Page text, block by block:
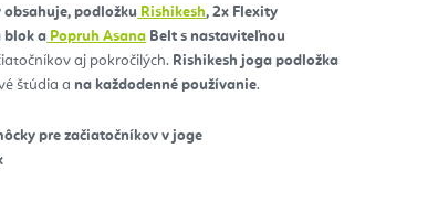
podložku Rishikesh, 2x Flexity
blok a Popruh Asana Belt s nastaviteľnou
aj pokročilých. Rishikesh joga podložka
štúdia a na každodenné používanie.
pre začiatočníkov v joge